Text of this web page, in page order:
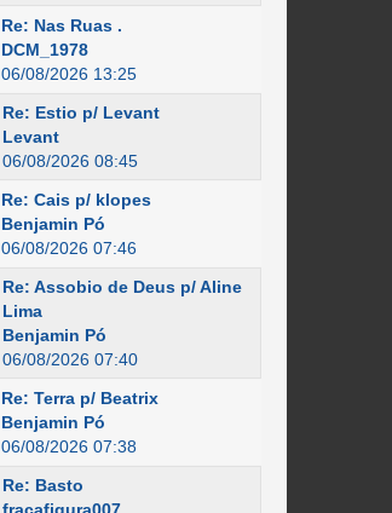
Re: Nas Ruas .
DCM_1978
06/08/2026 13:25
Re: Estio p/ Levant
Levant
06/08/2026 08:45
Re: Cais p/ klopes
Benjamin Pó
06/08/2026 07:46
Re: Assobio de Deus p/ Aline
Lima
Benjamin Pó
06/08/2026 07:40
Re: Terra p/ Beatrix
Benjamin Pó
06/08/2026 07:38
Re: Basto